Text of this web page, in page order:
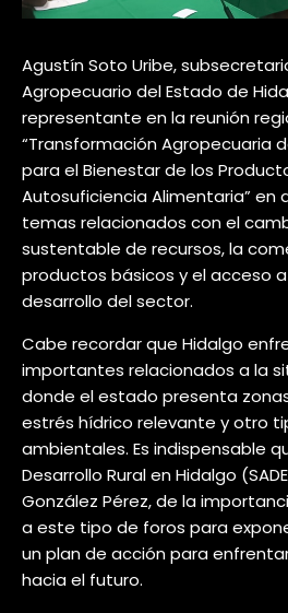
Agustín Soto Uribe,
Agropecuario del Estado de
representante en la reunión
“Transformación Agropecuaria
para el Bienestar de los
Autosuficiencia Alimentaria” en
temas relacionados con el
sustentable de recursos, la
productos básicos y el acceso
desarrollo del sector.
Cabe recordar que Hidalgo
importantes relacionados a la
donde el estado presenta
estrés hídrico relevante y otro
ambientales. Es indispensable
Desarrollo Rural en Hidalgo
González Pérez, de la
a este tipo de foros para
un plan de acción para
hacia el futuro.